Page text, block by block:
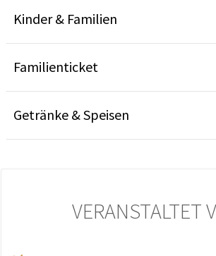
Kinder & Familien
Familienticket
Getränke & Speisen
VERANSTALTET